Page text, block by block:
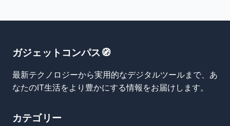
ガジェットコンパス🧭
最新テクノロジーから実用的なデジタルツールまで、あ
なたのIT生活をより豊かにする情報をお届けします。
カテゴリー